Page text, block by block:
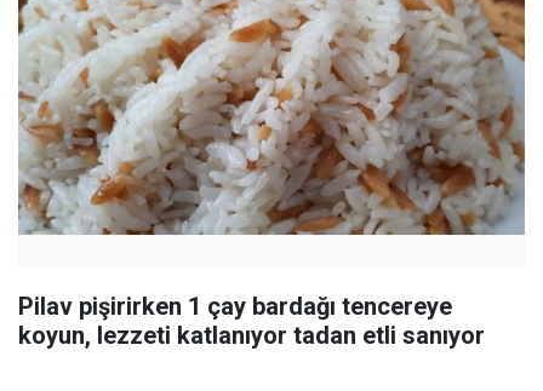
Pilav pişirirken 1 çay bardağı tencereye
koyun, lezzeti katlanıyor tadan etli sanıyor